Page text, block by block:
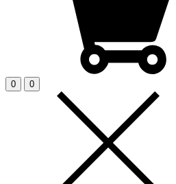
0 0